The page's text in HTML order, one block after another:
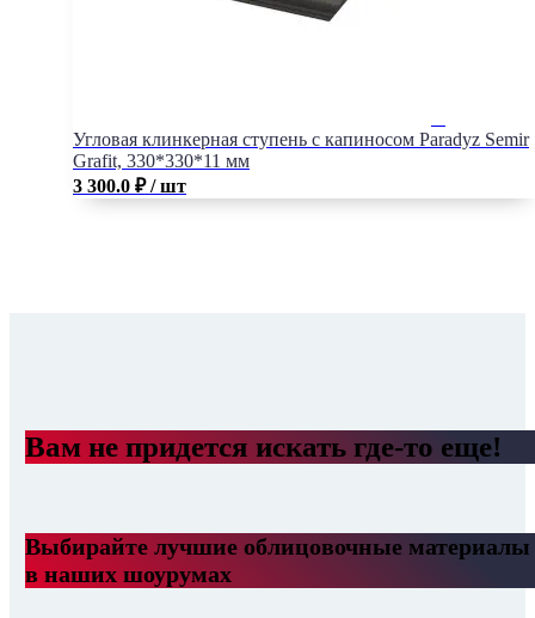
Угловая клинкерная ступень с капиносом Paradyz Semir
Grafit, 330*330*11 мм
3 300.0 ₽ / шт
Вам не придется искать где-то еще!
Выбирайте лучшие облицовочные материалы
в наших шоурумах